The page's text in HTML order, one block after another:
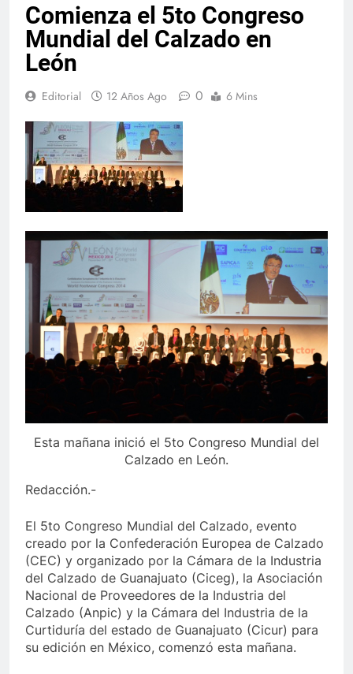
Comienza el 5to Congreso
Mundial del Calzado en
León
Editorial 12 Años Ago 0 6 Mins
Esta mañana inició el 5to Congreso Mundial del
Calzado en León.
Redacción.-
El 5to Congreso Mundial del Calzado, evento
creado por la Confederación Europea de Calzado
(CEC) y organizado por la Cámara de la Industria
del Calzado de Guanajuato (Ciceg), la Asociación
Nacional de Proveedores de la Industria del
Calzado (Anpic) y la Cámara del Industria de la
Curtiduría del estado de Guanajuato (Cicur) para
su edición en México, comenzó esta mañana.